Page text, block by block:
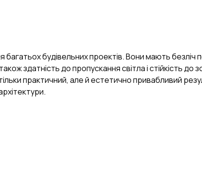
багатьох будівельних проектів. Вони мають безліч
здатність до пропускання світла і стійкість до
практичний, але й естетично привабливий